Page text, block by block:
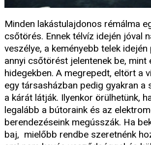
Minden lakástulajdonos rémálma
csőtörés. Ennek télvíz idején jóval
veszélye, a keményebb telek
annyi csőtörést jelentenek be, mint
hidegekben. A megrepedt, eltört a
egy társasházban pedig gyakran a
a kárát látják. Ilyenkor örülhetünk,
legalább a bútoraink és az
berendezéseink megússzák. Ha
baj, mielőbb rendbe szeretnénk